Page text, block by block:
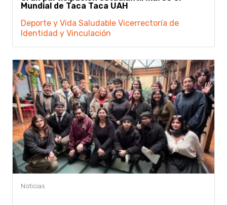
Mundial de Taca Taca UAH
Deporte y Vida Saludable Vicerrectoría de
Identidad y Vinculación